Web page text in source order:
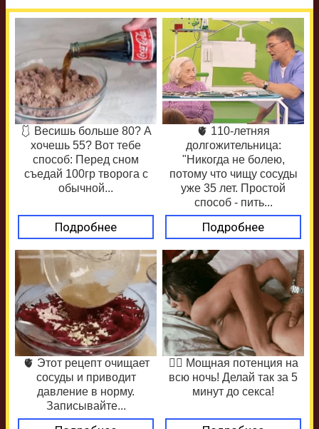
🩱 Весишь больше 80? А
хочешь 55? Вот тебе
способ: Перед сном
съедай 100гр творога с
обычной...
Подробнее
🫀 110-летняя
долгожительница:
"Никогда не болею,
потому что чищу сосуды
уже 35 лет. Простой
способ - пить...
Подробнее
🫀 Этот рецепт очищает
сосуды и приводит
давление в норму.
Записывайте...
❤️‍🔥 Мощная потенция на
всю ночь! Делай так за 5
минут до секса!